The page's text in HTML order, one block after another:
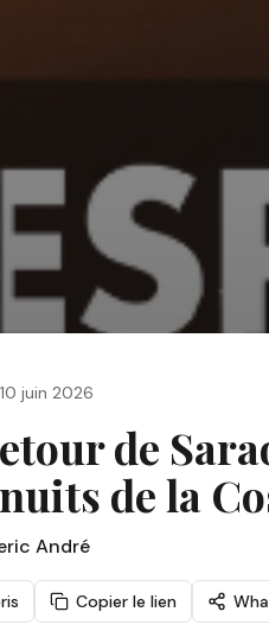
10 juin 2026
de
de la
André
Copier le lien